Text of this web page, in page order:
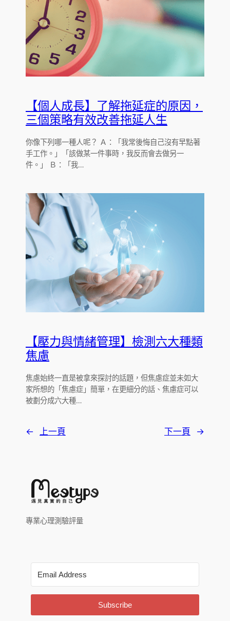
【個人成長】了解拖延症的原因，
三個策略有效改善拖延人生
你像下列哪一種人呢？ Ａ：「我常後悔自己沒有早點著
手工作。」「該做某一件事時，我反而會去做另一
件。」 Ｂ：「我…
【壓力與情緒管理】檢測六大種類
焦慮
焦慮始終一直是被拿來探討的話題，但焦慮症並未如大
家所想的「焦慮症」簡單，在更細分的話、焦慮症可以
被劃分成六大種…
← 上一頁 下一頁 →
專業心理測驗評量
Subscribe